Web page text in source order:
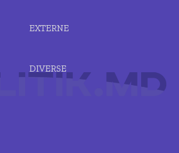
EXTERNE
DIVERSE